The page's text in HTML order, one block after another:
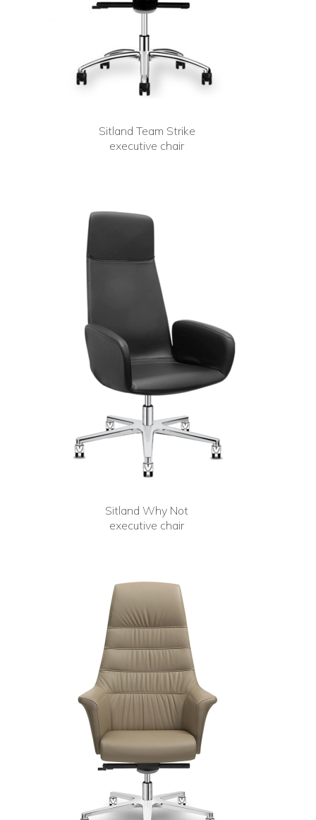
Sitland Team Strike
executive chair
Sitland Why Not
executive chair